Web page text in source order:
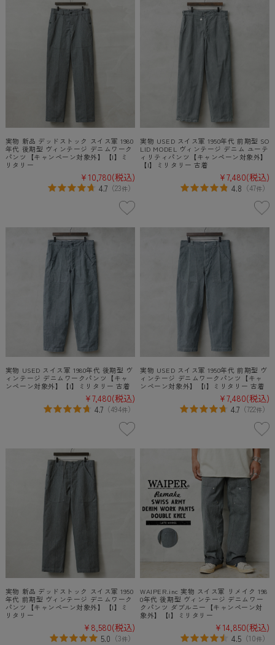
実物 新品 デッドストック スイス軍 1980
年代 後期型 ヴィンテージ デニムワーク
パンツ【キャンペーン対象外】【I】ミ
リタリー
¥10,780(税込)
4.7（23件）
実物 USED スイス軍 1950年代 前期型 SO
LID MODEL ヴィンテージ デニム ユーテ
ィリティパンツ【キャンペーン対象外】
【I】ミリタリー 古着
¥7,480(税込)
4.8 （47件）
実物 USED スイス軍 1980年代 後期型 ヴ
ィンテージ デニムワークパンツ【キャ
ンペーン対象外】【I】ミリタリー 古着
¥7,480(税込)
4.7（494件）
実物 USED スイス軍 1950年代 前期型 ヴ
ィンテージ デニムワークパンツ【キャ
ンペーン対象外】【I】ミリタリー 古着
¥7,480(税込)
4.7 （722件）
実物 新品 デッドストック スイス軍 1950
年代 前期型 ヴィンテージ デニムワーク
パンツ【キャンペーン対象外】【I】ミ
リタリー
¥8,580(税込)
5.0 （3件）
WAIPER.inc 実物 スイス軍 リメイク 198
0年代 後期型 ヴィンテージ デニムワー
クパンツ ダブルニー【キャンペーン対
象外】【I】ミリタリー
¥14,850(税込)
4.5 （10件）